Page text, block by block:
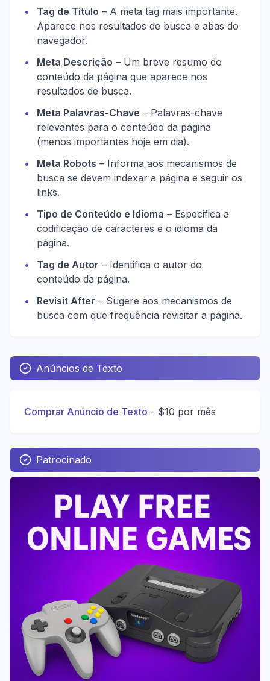
• Tag de Título – A meta tag mais importante.
Aparece nos resultados de busca e abas do
navegador.
•
Meta Descrição – Um breve resumo do
conteúdo da página que aparece nos
resultados de busca.
•
Meta Palavras-Chave – Palavras-chave
relevantes para o conteúdo da página
(menos importantes hoje em dia).
•
Meta Robots – Informa aos mecanismos de
busca se devem indexar a página e seguir os
links.
•
Tipo de Conteúdo e Idioma – Especifica a
codificação de caracteres e o idioma da
página.
•
Tag de Autor – Identifica o autor do
conteúdo da página.
•
Revisit After – Sugere aos mecanismos de
busca com que frequência revisitar a página.
Anúncios de Texto
Comprar Anúncio de Texto - $10 por mês
Patrocinado